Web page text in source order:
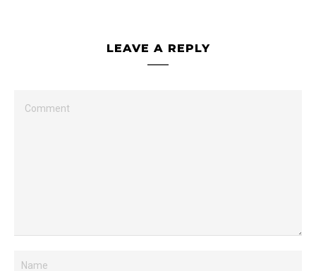
LEAVE A REPLY